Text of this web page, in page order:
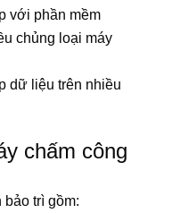
với phần mềm
chủng loại máy
dữ liệu trên nhiều
chấm công
bảo trì gồm: